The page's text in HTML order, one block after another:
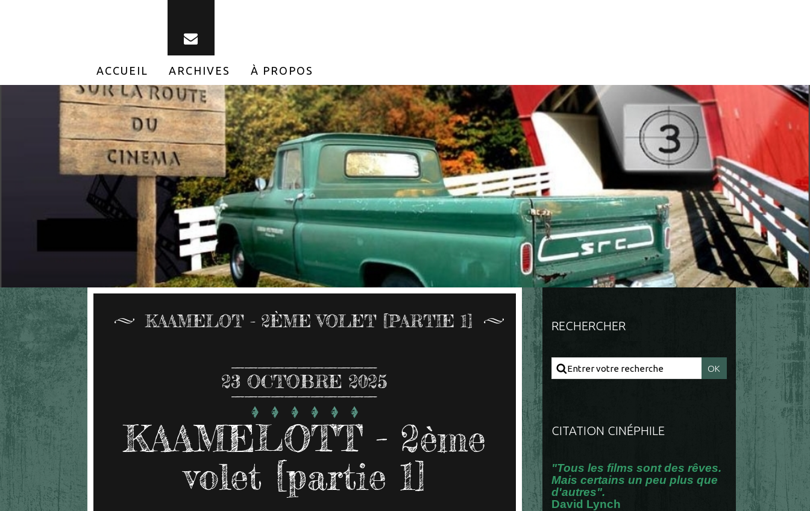
ACCUEIL ARCHIVES À PROPOS
KAAMELOT - 2ÈME VOLET [PARTIE 1]
23 OCTOBRE 2025
KAAMELOTT - 2ème
volet [partie 1]
RECHERCHER
CITATION CINÉPHILE
"Tous les films sont des rêves.
Mais certains un peu plus que
d'autres".
David Lynch